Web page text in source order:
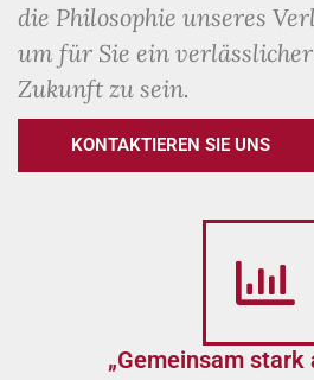
die Philosophie unseres
um für Sie ein
Zukunft zu sein.
KONTAKTIEREN SIE UNS
„Gemeinsam stark